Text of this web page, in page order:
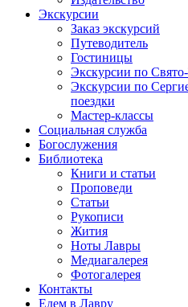
Экскурсии
Заказ экскурсий
Путеводитель
Гостиницы
Экскурсии по
Экскурсии по
поездки
Мастер-классы
Социальная служба
Богослужения
Библиотека
Книги и статьи
Проповеди
Статьи
Рукописи
Жития
Ноты Лавры
Медиагалерея
Фотогалерея
Контакты
Едем в Лавру